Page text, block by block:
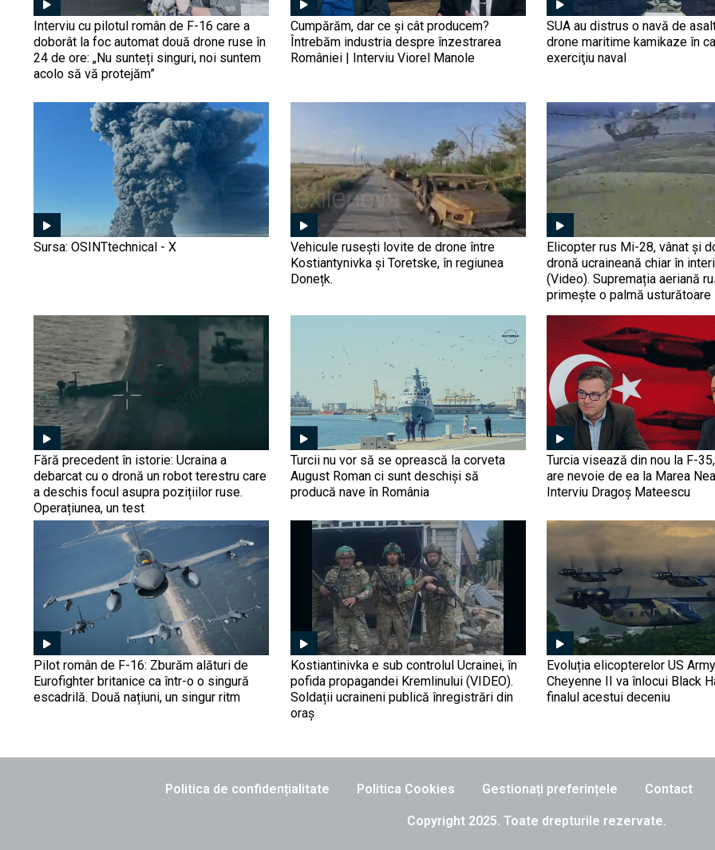
Interviu cu pilotul român de F-16 care a
doborât la foc automat două drone ruse în
24 de ore: „Nu sunteți singuri, noi suntem
acolo să vă protejăm”
Cumpărăm, dar ce și cât producem?
Întrebăm industria despre înzestrarea
României | Interviu Viorel Manole
SUA au distrus o navă de
drone maritime kamikaze în
exerciţiu naval
Sursa: OSINTtechnical - X
Vehicule rusești lovite de drone între
Kostiantynivka și Toretske, în regiunea
Donețk.
Elicopter rus Mi-28, vânat și
dronă ucraineană chiar în
(Video). Supremația aeriană
primește o palmă usturătoare
Fără precedent în istorie: Ucraina a
debarcat cu o dronă un robot terestru care
a deschis focul asupra pozițiilor ruse.
Operațiunea, un test
Turcii nu vor să se oprească la corveta
August Roman ci sunt deschiși să
producă nave în România
Turcia visează din nou la F-
are nevoie de ea la Marea
Interviu Dragoș Mateescu
Pilot român de F-16: Zburăm alături de
Eurofighter britanice ca într-o o singură
escadrilă. Două națiuni, un singur ritm
Kostiantinivka e sub controlul Ucrainei, în
pofida propagandei Kremlinului (VIDEO).
Soldații ucraineni publică înregistrări din
oraș
Evoluția elicopterelor US
Cheyenne II va înlocui Black
finalul acestui deceniu
Politica de confidențialitate Politica Cookies Gestionați preferințele Contact
Copyright 2025. Toate drepturile rezervate.